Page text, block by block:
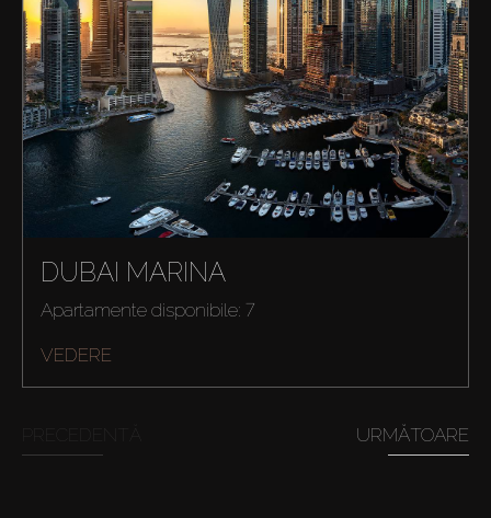
Cumpărați
Închiriați
Vânzare
Off-Plan
Agenți
DUBAI MARINA
Apartamente disponibile: 7
VEDERE
URMĂTOARE